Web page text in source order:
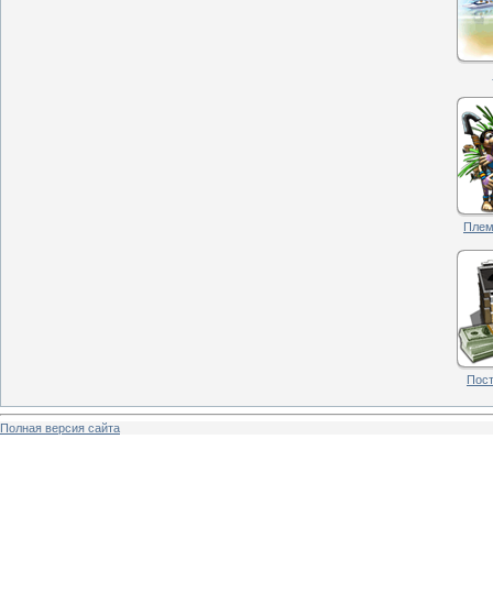
Полная версия сайта